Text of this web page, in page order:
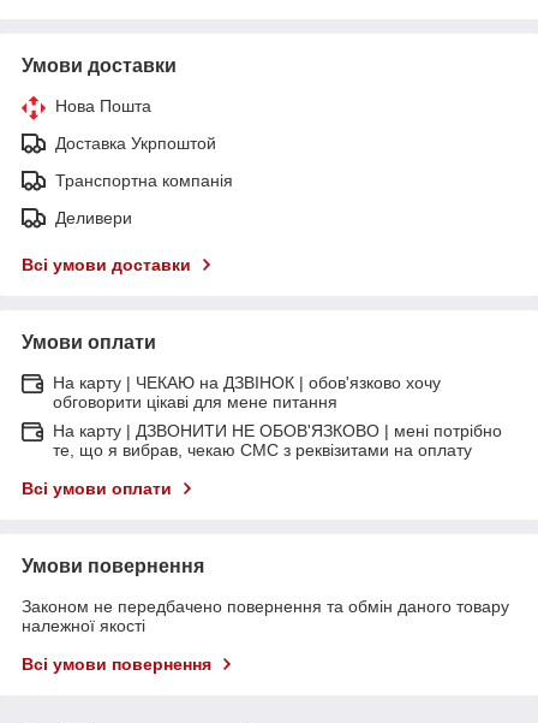
Умови доставки
Нова Пошта
Доставка Укрпоштой
Транспортна компанія
Деливери
Всі умови доставки
Умови оплати
На карту | ЧЕКАЮ на ДЗВІНОК | обов'язково хочу
обговорити цікаві для мене питання
На карту | ДЗВОНИТИ НЕ ОБОВ'ЯЗКОВО | мені потрібно
те, що я вибрав, чекаю СМС з реквізитами на оплату
Всі умови оплати
Умови повернення
Законом не передбачено повернення та обмін даного товару
належної якості
Всі умови повернення